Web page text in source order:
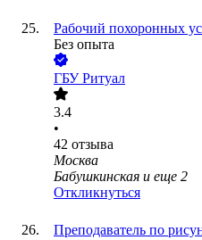
Рабочий похоронных
Без опыта
ГБУ Ритуал
3.4
•
42 отзыва
Москва
Бабушкинская и еще 2
Откликнуться
Преподаватель по